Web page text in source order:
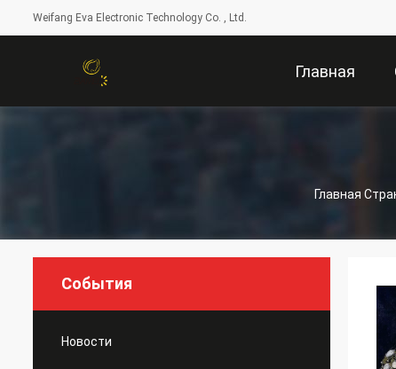
Weifang Eva Electronic Technology Co. , Ltd.
Главная
Главная
События
Новости